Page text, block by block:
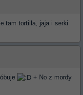
tam tortilla, jaja i serki
+ No z mordy